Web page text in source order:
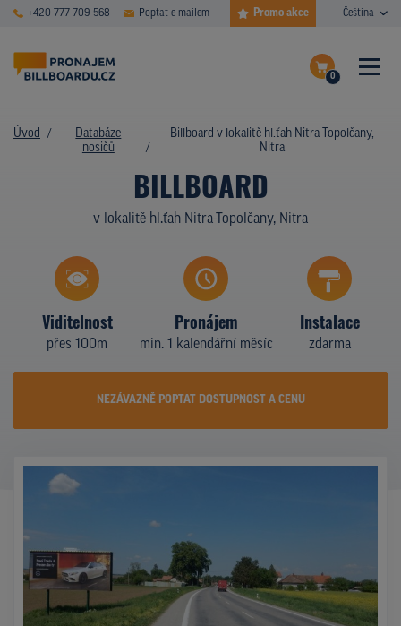
+420 777 709 568 Poptat e-mailem Promo akce Čeština
0
Dokončit poptávku
ČASTÉ DOTAZY
PLOCHY V AKCI
TYPY NOSIČŮ
Z PRAXE
PROMO AKCE
Úvod
Databáze
nosičů
Billboard v lokalitě hl.ťah Nitra-Topolčany,
Nitra
BILLBOARD
v lokalitě hl.ťah Nitra-Topolčany, Nitra
Viditelnost
přes 100m
Pronájem
min. 1 kalendářní měsíc
Instalace
zdarma
NEZÁVAZNĚ POPTAT DOSTUPNOST A CENU